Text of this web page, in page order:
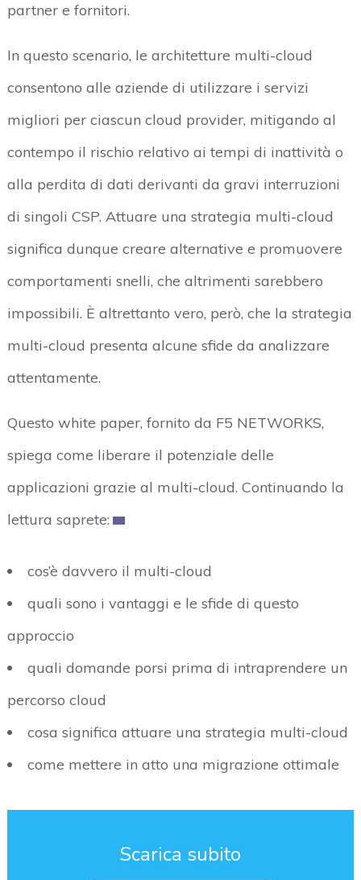
partner e fornitori.
In questo scenario, le architetture multi-cloud
consentono alle aziende di utilizzare i servizi
migliori per ciascun cloud provider, mitigando al
contempo il rischio relativo ai tempi di inattività o
alla perdita di dati derivanti da gravi interruzioni
di singoli CSP. Attuare una strategia multi-cloud
significa dunque creare alternative e promuovere
comportamenti snelli, che altrimenti sarebbero
impossibili. È altrettanto vero, però, che la strategia
multi-cloud presenta alcune sfide da analizzare
attentamente.
Questo white paper, fornito da F5 NETWORKS,
spiega come liberare il potenziale delle
applicazioni grazie al multi-cloud. Continuando la
lettura saprete:
cos’è davvero il multi-cloud
quali sono i vantaggi e le sfide di questo
approccio
quali domande porsi prima di intraprendere un
percorso cloud
cosa significa attuare una strategia multi-cloud
come mettere in atto una migrazione ottimale
Scarica subito